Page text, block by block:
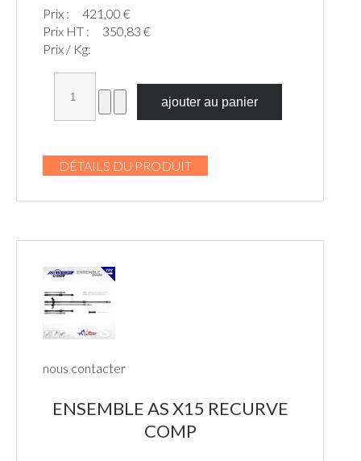
Prix :
421,00 €
Prix HT :
350,83 €
Prix / Kg:
DÉTAILS DU PRODUIT
nous contacter
ENSEMBLE AS X15 RECURVE
COMP